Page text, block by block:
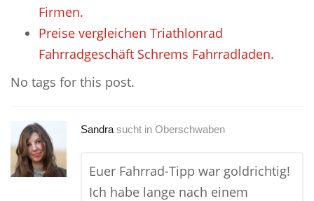
Firmen.
Preise vergleichen Triathlonrad
Fahrradgeschäft Schrems Fahrradladen.
No tags for this post.
Sandra sucht in Oberschwaben
Euer Fahrrad-Tipp war goldrichtig!
Ich habe lange nach einem